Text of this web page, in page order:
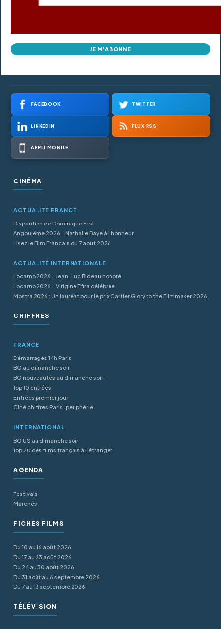
JE M'ABONNE
FACEBOOK TWITTER
LINKEDIN FLUX RSS
APPLI MOBILE
CINÉMA
ACTUALITÉ FRANCE
Disparition de Dominique Frot
Angoulême 2026 - Nathalie Baye à l'honneur
Lisez le Film Francais du 7 aout 2026
ACTUALITÉ INTERNATIONALE
Locarno 2026 - Jean-Luc Bideau honoré
Locarno 2026 - Virigine Efira célébrée
Mostra 2026 : Un lauréat pour le prix Cartier Glory to the Filmmaker 2026
CHIFFRES
FRANCE
Démarrages 14h Paris
BO au dimanche soir
BO nouveautés au dimanche soir
Top 10 entrées
Entrées premier jour
Ciné chiffres Paris-periphérie
INTERNATIONAL
BO US au dimanche soir
Top 20 des films français à l’étranger
AGENDA
Festivals
Marchés
FICHES FILMS
Du 10 au 16 août 2026
Du 17 au 23 août 2026
Du 24 au 30 août 2026
Du 31 août au 6 septembre 2026
Du 7 au 13 septembre 2026
TÉLÉVISION